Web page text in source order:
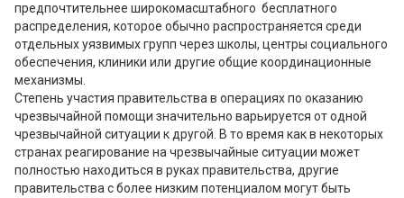
предпочтительнее широкомасштабного бесплатного
распределения, которое обычно распространяется среди
отдельных уязвимых групп через школы, центры социального
обеспечения, клиники или другие общие координационные
механизмы.
Степень участия правительства в операциях по оказанию
чрезвычайной помощи значительно варьируется от одной
чрезвычайной ситуации к другой. В то время как в некоторых
странах реагирование на чрезвычайные ситуации может
полностью находиться в руках правительства, другие
правительства с более низким потенциалом могут быть